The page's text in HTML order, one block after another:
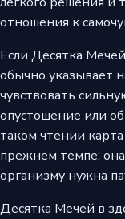
отношения к
Если Десятка
обычно указывает
чувствовать
опустошение или
таком чтении
прежнем темпе:
организму нужна
Десятка Мечей в